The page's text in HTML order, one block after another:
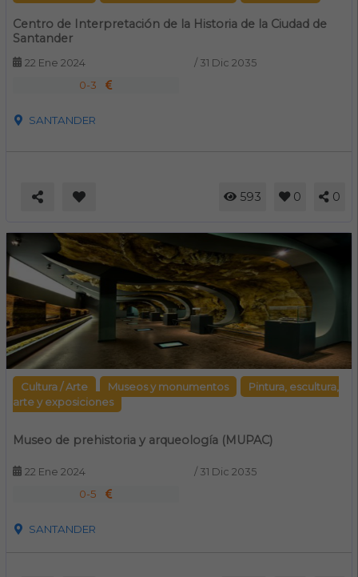
Centro de Interpretación de la Historia de la Ciudad de
Santander
22 Ene 2024 / 31 Dic 2035
0-3
SANTANDER
593 0 0
Cultura / Arte Museos y monumentos
Pintura, escultura,
arte y exposiciones
Museo de prehistoria y arqueología (MUPAC)
22 Ene 2024 / 31 Dic 2035
0-5
SANTANDER